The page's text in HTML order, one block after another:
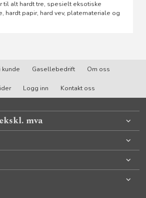
til alt hardt tre, spesielt eksotiske
hardt papir, hard vev, platemateriale og
kunde Gasellebedrift Om oss
Logg inn Kontakt oss
mva